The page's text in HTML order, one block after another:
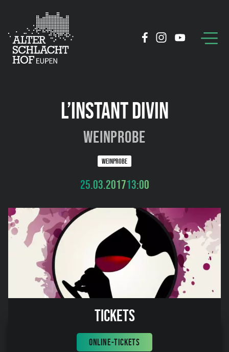
L’INSTANT DIVIN
Weinprobe
WEINPROBE
25.03.201713:00
Tickets
ONLINE-TICKETS